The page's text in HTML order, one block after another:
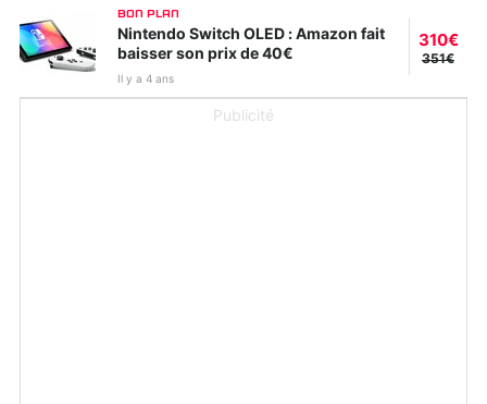
BON PLAN
Nintendo Switch OLED : Amazon fait
baisser son prix de 40€
Il y a 4 ans
310€
351€
Publicité